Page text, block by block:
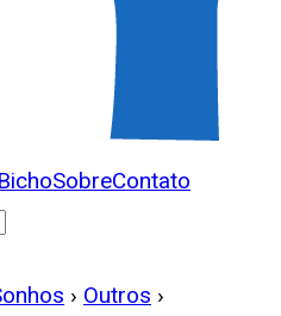
SobreContato
› Outros ›